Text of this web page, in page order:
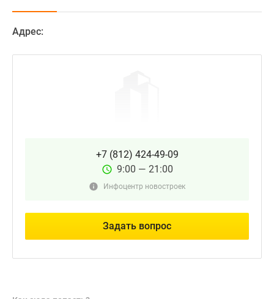
Адрес:
+7 (812) 424-49-09
9:00 — 21:00
Инфоцентр новостроек
Задать вопрос